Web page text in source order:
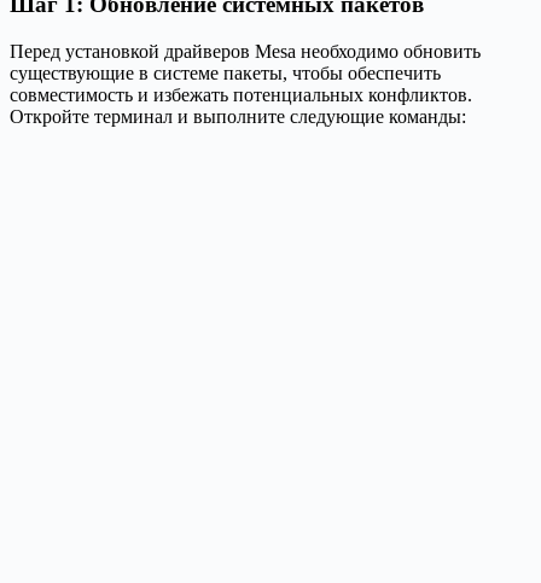
Перед установкой драйверов Mesa необходимо обновить
существующие в системе пакеты, чтобы обеспечить
совместимость и избежать потенциальных конфликтов.
Откройте терминал и выполните следующие команды: